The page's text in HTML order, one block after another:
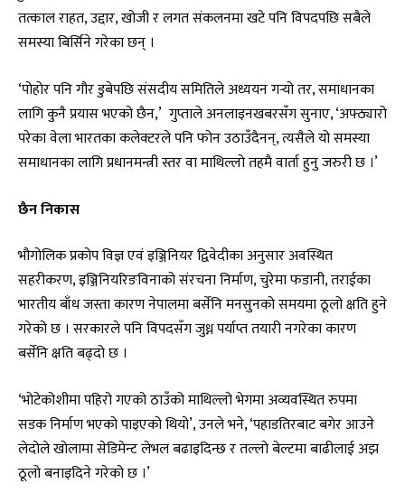
तत्काल राहत, उद्दार, खोजी र लगत संकलनमा खटे पनि विपदपछि सबैले
समस्या बिर्सिने गरेका छन् ।
‘पोहोर पनि गौर डुबेपछि संसदीय समितिले अध्ययन गर्‍यो तर, समाधानका
लागि कुनै प्रयास भएको छैन,’ गुप्ताले अनलाइनखबरसँग सुनाए, ‘अफ्ठ्यारो
परेका वेला भारतका कलेक्टरले पनि फोन उठाउँदैनन्, त्यसैले यो समस्या
समाधानका लागि प्रधानमन्त्री स्तर वा माथिल्लो तहमै वार्ता हुनु जरुरी छ ।’
छैन निकास
भौगोलिक प्रकोप विज्ञ एवं इञ्जिनियर द्विवेदीका अनुसार अवस्थित
सहरीकरण, इञ्जिनियरिङविनाको संरचना निर्माण, चुरेमा फडानी, तराईका
भारतीय बाँध जस्ता कारण नेपालमा बर्सेनि मनसुनको समयमा ठूलो क्षति हुने
गरेको छ । सरकारले पनि विपदसँग जुध्न पर्याप्त तयारी नगरेका कारण
बर्सेनि क्षति बढ्दो छ ।
‘भोटेकोशीमा पहिरो गएको ठाउँको माथिल्लो भेगमा अव्यवस्थित रुपमा
सडक निर्माण भएको पाइएको थियो’, उनले भने, ‘पहाडतिरबाट बगेर आउने
लेदोले खोलामा सेडिमेन्ट लेभल बढाइदिन्छ र तल्लो बेल्टमा बाढीलाई अझ
ठूलो बनाइदिने गरेको छ ।’